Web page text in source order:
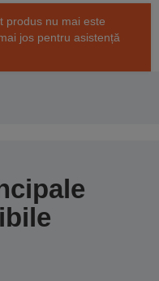
produs nu mai este
jos pentru asistență